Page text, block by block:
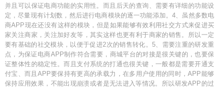
并且可以保证电商功能的实用性。而且后天的查询、需要有详细的功能设
定，尽量现有计划数，然后进行电商模块的逐一功能添加。4、虽然多数电
商APP现在还没有这样的模块，但是如果能够有效利用社交方式来促进买
家关注商家，关注加好友等，其实这样也更有利于商家的销售。所以一定
要有基础的社交模块，以便于促进2次的销售转化。5、需要注重的研发重
点，为保证电商APP制作符合需要，商城平台的对接是很关键的，也要保
证整体性的稳定性。而且支付系统的打通也很关键，一般都是需要开通支
付宝、而且APP要保持有更高的承载力，在多用户使用的同时，APP能够
保持应用效果，不能出现崩溃或者是无法进入等情况。所以研发APP的过